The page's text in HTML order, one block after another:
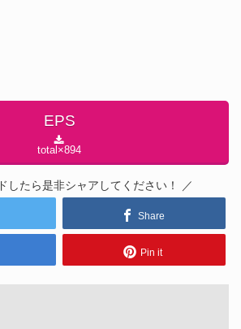
EPS
total×894
したら是非シャアしてください！ ／
Share
Pin it